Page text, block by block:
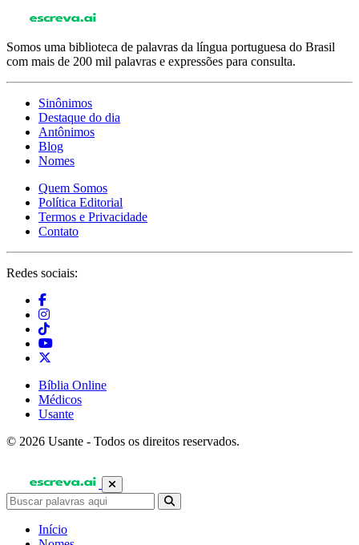
Somos uma biblioteca de palavras da língua portuguesa do Brasil
com mais de 200 mil palavras e expressões para consulta.
Sinônimos
Destaque do dia
Antônimos
Blog
Nomes
Quem Somos
Política Editorial
Termos e Privacidade
Contato
Redes sociais:
Bíblia Online
Médicos
Usante
© 2026 Usante - Todos os direitos reservados.
Início